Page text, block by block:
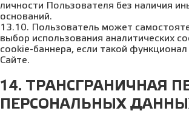
личности Пользователя без наличия
оснований.
13.10. Пользователь может
выбор использования аналитических
cookie-баннера, если такой
Сайте.
14. ТРАНСГРАНИЧНАЯ
ПЕРСОНАЛЬНЫХ